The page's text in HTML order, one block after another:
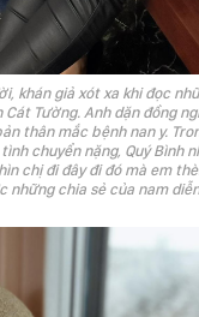
khán giả xót xa khi đọc
Tường. Anh dặn đồng
thân mắc bệnh nan y.
chuyển nặng, Quý Bình
chị đi đây đi đó mà em
những chia sẻ của nam